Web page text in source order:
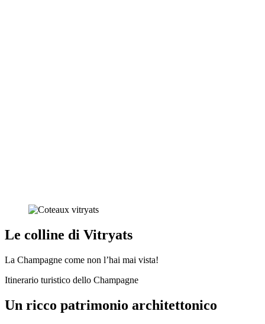
Le colline di Vitryats
La Champagne come non l’hai mai vista!
Itinerario turistico dello Champagne
Un ricco patrimonio architettonico